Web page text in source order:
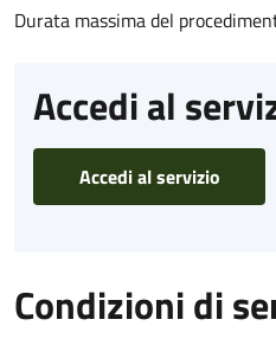
Durata massima del
Accedi al
Accedi al servizio
Condizioni di